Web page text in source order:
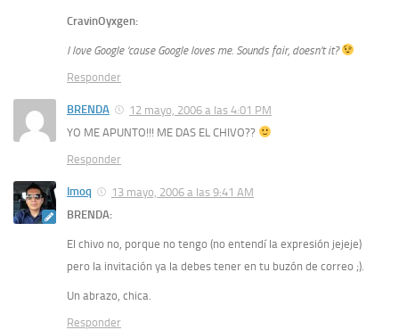
CravinOyxgen:
I love Google ‘cause Google loves me. Sounds fair, doesn’t it?
Responder
BRENDA
12 mayo, 2006 a las 4:01 PM
YO ME APUNTO!!! ME DAS EL CHIVO??
Responder
Imoq
13 mayo, 2006 a las 9:41 AM
BRENDA:
El chivo no, porque no tengo (no entendí la expresión jejeje)
pero la invitación ya la debes tener en tu buzón de correo ;).
Un abrazo, chica.
Responder